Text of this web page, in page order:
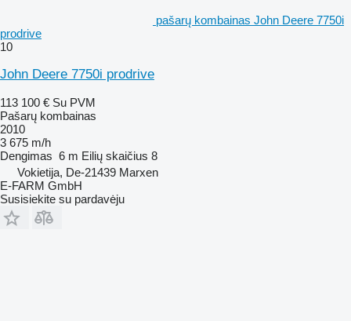
pašarų kombainas John Deere 7750i
prodrive
10
John Deere 7750i prodrive
113 100 € Su PVM
Pašarų kombainas
2010
3 675 m/h
Dengimas 6 m Eilių skaičius 8
Vokietija, De-21439 Marxen
E-FARM GmbH
Susisiekite su pardavėju